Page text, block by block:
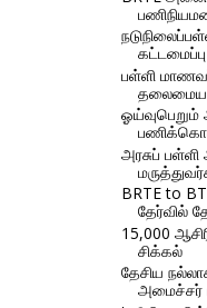
பள்ளி
ஓய்வுபெறும்
அரசுப் பள்ளி
BRTE to
தேர்வில்
15,000
சிக்கல்
தேசிய
அமைச்சர்